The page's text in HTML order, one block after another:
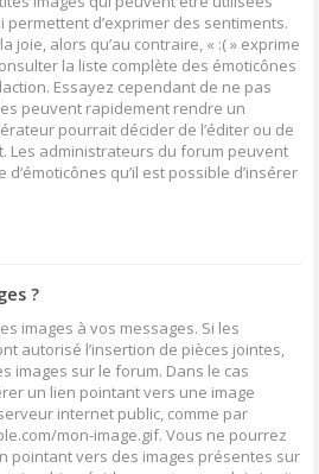
permettent d’exprimer des sentiments.
joie, alors qu’au contraire, « :( » exprime
la liste complète des émoticônes
Essayez cependant de ne pas
peuvent rapidement rendre un
pourrait décider de l’éditer ou de
Les administrateurs du forum peuvent
qu’il est possible d’insérer
?
images à vos messages. Si les
autorisé l’insertion de pièces jointes,
images sur le forum. Dans le cas
un lien pointant vers une image
internet public, comme par
mon-image.gif. Vous ne pourrez
pointant vers des images présentes sur